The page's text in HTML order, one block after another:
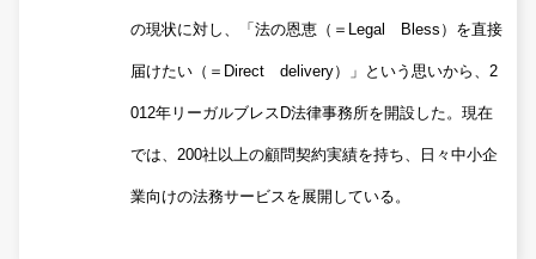
の現状に対し、「法の恩恵（＝Legal Bless）を直接
届けたい（＝Direct delivery）」という思いから、2
012年リーガルブレスD法律事務所を開設した。現在
では、200社以上の顧問契約実績を持ち、日々中小企
業向けの法務サービスを展開している。